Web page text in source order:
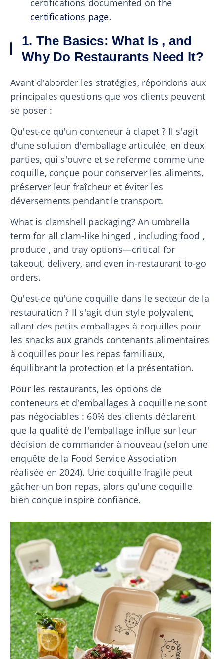
certifications documented on the
certifications page.
1. The Basics: What Is , and
Why Do Restaurants Need It?
Avant d'aborder les stratégies, répondons aux
principales questions que vos clients peuvent
se poser :
Qu'est-ce qu'un conteneur à clapet ? Il s'agit
d'une solution d'emballage articulée, en deux
parties, qui s'ouvre et se referme comme une
coquille, conçue pour conserver les aliments,
préserver leur fraîcheur et éviter les
déversements pendant le transport.
What is clamshell packaging? An umbrella
term for all clam-like hinged , including food ,
produce , and tray options—critical for
takeout, delivery, and even in-restaurant to-go
orders.
Qu'est-ce qu'une coquille dans le secteur de la
restauration ? Il s'agit d'un style polyvalent,
allant des petits emballages à coquilles pour
les snacks aux grands contenants alimentaires
à coquilles pour les repas familiaux,
équilibrant la protection et la présentation.
Pour les restaurants, les options de
conteneurs et d'emballages à coquille ne sont
pas négociables : 60% des clients déclarent
que la qualité de l'emballage influe sur leur
décision de commander à nouveau (selon une
enquête de la Food Service Association
réalisée en 2024). Une coquille fragile peut
gâcher un bon repas, alors qu'une coquille
bien conçue inspire confiance.